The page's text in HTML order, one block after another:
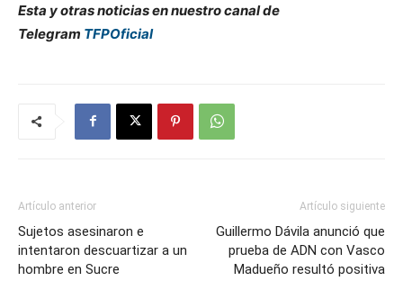
Esta y otras noticias en nuestro canal de
Telegram TFPOficial
Artículo anterior
Sujetos asesinaron e
intentaron descuartizar a un
hombre en Sucre
Artículo siguiente
Guillermo Dávila anunció que
prueba de ADN con Vasco
Madueño resultó positiva